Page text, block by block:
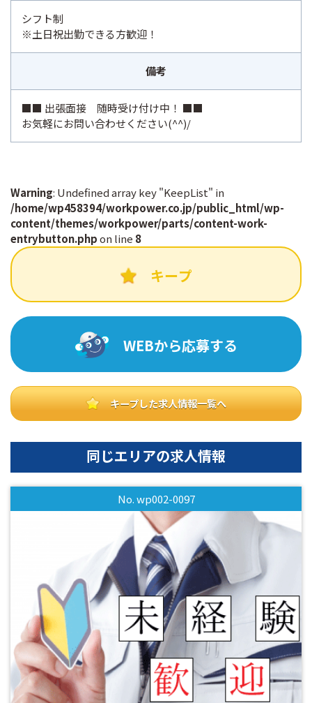
シフト制
※土日祝出勤できる方歓迎！
備考
■■ 出張面接 随時受け付け中！ ■■
お気軽にお問い合わせください(^^)/
Warning: Undefined array key "KeepList" in
/home/wp458394/workpower.co.jp/public_html/wp-
content/themes/workpower/parts/content-work-
entrybutton.phpon line 8
キープ
WEBから応募する
キープした求人情報一覧へ
同じエリアの求人情報
No. wp002-0097